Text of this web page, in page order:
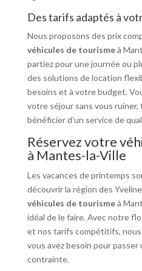
Des tarifs adaptés à
Nous proposons des prix
véhicules de tourismeà
partiez pour une journée ou
des solutions de location
besoins et à votre budget.
votre séjour sans vous
bénéficier d’un service de
Réservez votre
à Mantes-la-Ville
Les vacances de printemps
découvrir la région des
véhicules de tourismeà
idéal de le faire. Avec notre
et nos tarifs compétitifs,
vous avez besoin pour
contrainte.